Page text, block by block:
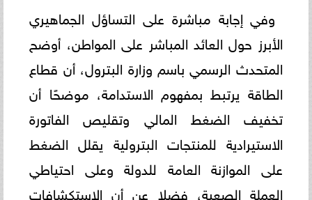
​وفي إجابة مباشرة على التساؤل الجماهيري
الأبرز حول العائد المباشر على المواطن، أوضح
المتحدث الرسمي باسم وزارة البترول، أن قطاع
الطاقة يرتبط بمفهوم الاستدامة، موضحًا أن
تخفيف الضغط المالي وتقليص الفاتورة
الاستيرادية للمنتجات البترولية يقلل الضغط
على الموازنة العامة للدولة وعلى احتياطي
العملة الصعبة، فضلا عن أن الاستكشافات